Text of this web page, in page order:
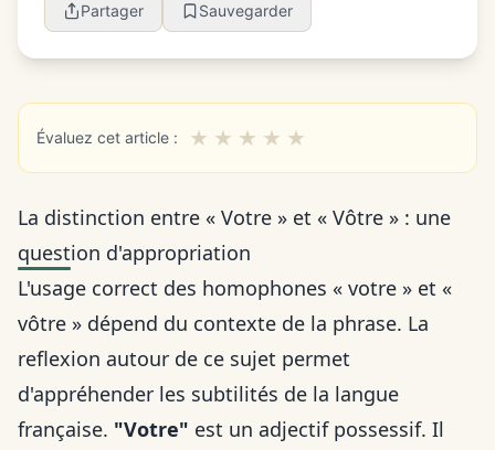
Partager Sauvegarder
Évaluez cet article : ★ ★ ★ ★ ★
La distinction entre « Votre » et « Vôtre » : une
question d'appropriation
L'usage correct des homophones « votre » et «
vôtre » dépend du contexte de la phrase. La
reflexion autour de ce sujet permet
d'appréhender les subtilités de la langue
française. "Votre" est un adjectif possessif. Il